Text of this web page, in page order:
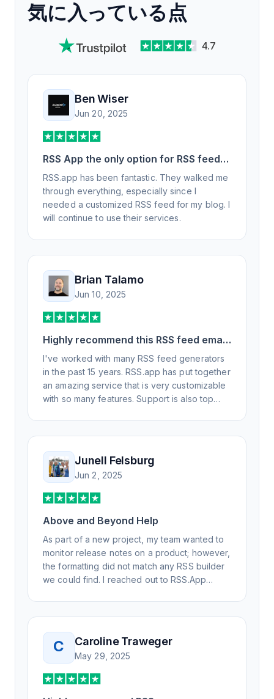
気に入っている点
4.7
Ben Wiser
Jun 20, 2025
RSS App the only option for RSS feed
generation
RSS.app has been fantastic. They walked me
through everything, especially since I
needed a customized RSS feed for my blog. I
will continue to use their services.
Brian Talamo
Jun 10, 2025
Highly recommend this RSS feed email
/ widget generator service.
I've worked with many RSS feed generators
in the past 15 years. RSS.app has put together
an amazing service that is very customizable
with so many features. Support is also top
professionally. Highly recommend for all your
RSS feed needs. Our trucking news hub
website couldn't work without it. Thank you.
Junell Felsburg
Jun 2, 2025
Above and Beyond Help
As part of a new project, my team wanted to
monitor release notes on a product; however,
the formatting did not match any RSS builder
we could find. I reached out to RSS.App
day, but I spoke to someone who was
knowledgeable, kind, and clearly wanted to
understand the issue. It has been a few
weeks, but after many revisions and direct
support, all of my release notes are in a way
that my users understand and find value in.
C Caroline Traweger
May 29, 2025